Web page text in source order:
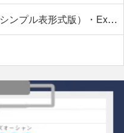
健康保険資格喪失証明書（シンプル表形式版）・Excel【見本付き】